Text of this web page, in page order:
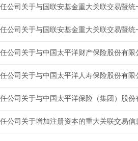
公司关于与国联安基金重大关联交易暨
公司关于与国联安基金重大关联交易暨
公司关于与中国太平洋人寿保险股份有
公司关于增加注册资本的重大关联交易信